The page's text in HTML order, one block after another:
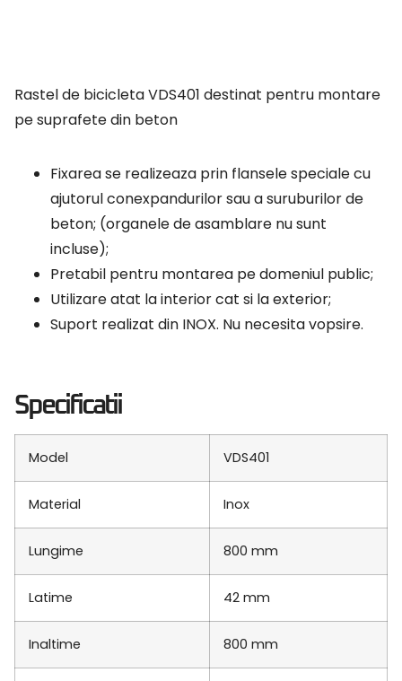
Rastel de bicicleta VDS401 destinat pentru montare
pe suprafete din beton
Fixarea se realizeaza prin flansele speciale cu
ajutorul conexpandurilor sau a suruburilor de
beton; (organele de asamblare nu sunt
incluse);
Pretabil pentru montarea pe domeniul public;
Utilizare atat la interior cat si la exterior;
Suport realizat din INOX. Nu necesita vopsire.
Specificatii
Model VDS401
Material Inox
Lungime 800 mm
Latime 42 mm
Inaltime 800 mm